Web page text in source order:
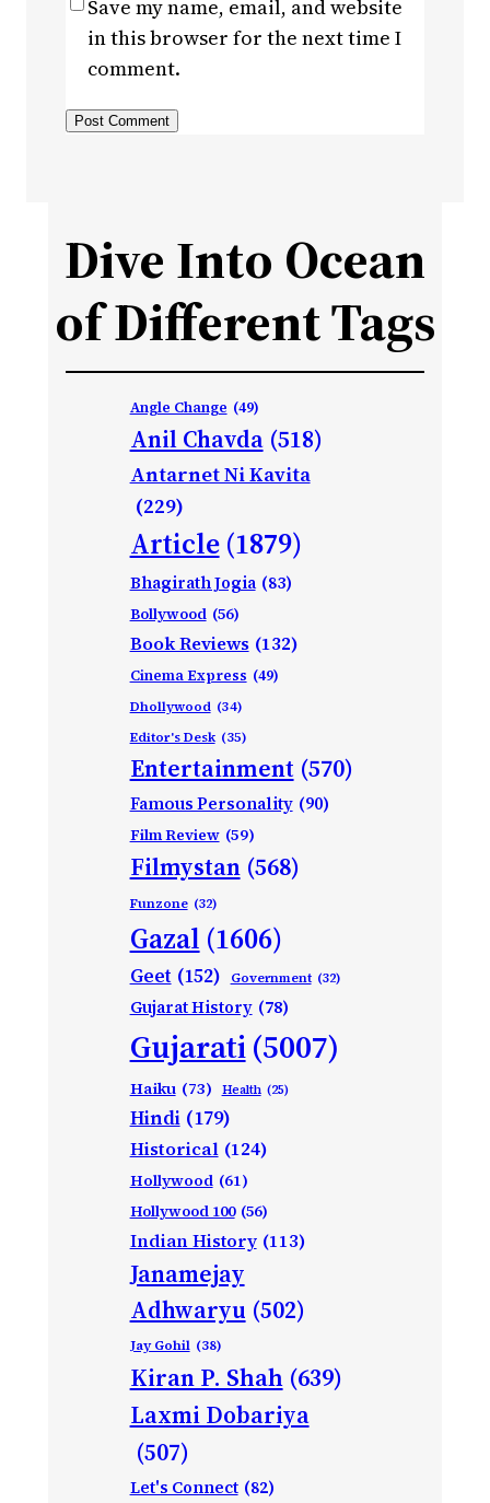
Save my name, email, and website
in this browser for the next time I
comment.
Dive Into Ocean
of Different Tags
Angle Change (49)
Anil Chavda (518)
Antarnet Ni Kavita
(229)
Article (1879)
Bhagirath Jogia (83)
Bollywood (56)
Book Reviews (132)
Cinema Express (49)
Dhollywood (34)
Editor's Desk (35)
Entertainment (570)
Famous Personality (90)
Film Review (59)
Filmystan (568)
Funzone (32)
Gazal (1606)
Geet (152) Government (32)
Gujarat History (78)
Gujarati(5007)
Haiku (73) Health (25)
Hindi (179)
Historical (124)
Hollywood (61)
Hollywood 100 (56)
Indian History (113)
Janamejay
Adhwaryu (502)
Jay Gohil (38)
Kiran P. Shah (639)
Laxmi Dobariya
(507)
Let's Connect (82)